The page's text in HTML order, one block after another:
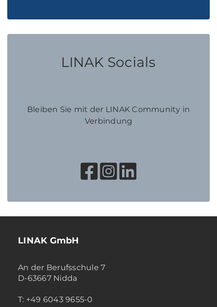
LINAK Socials
Bleiben Sie mit der LINAK Community in
Verbindung
LINAK GmbH
An der Berufsschule 7
D-63667 Nidda
T: +49 6043 9655-0